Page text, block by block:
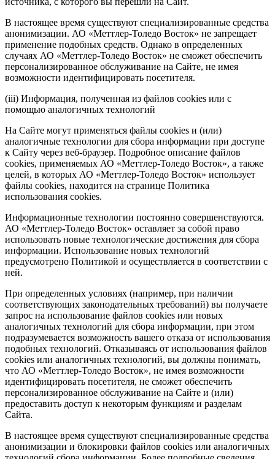
В настоящее время существуют специализированные средства
анонимизации. АО «Меттлер-Толедо Восток» не запрещает
применение подобных средств. Однако в определенных
случаях АО «Меттлер-Толедо Восток» не сможет обеспечить
персонализированное обслуживание на Сайте, не имея
возможности идентифицировать посетителя.
(iii) Информация, полученная из файлов cookies или с
помощью аналогичных технологий
На Сайте могут применяться файлы cookies и (или)
аналогичные технологии для сбора информации при доступе
к Сайту через веб-браузер. Подробное описание файлов
cookies, применяемых АО «Меттлер-Толедо Восток», а также
целей, в которых АО «Меттлер-Толедо Восток» использует
файлы cookies, находится на странице Политика
использования cookies.
Информационные технологии постоянно совершенствуются.
АО «Меттлер-Толедо Восток» оставляет за собой право
использовать новые технологические достижения для сбора
информации. Использование новых технологий
предусмотрено Политикой и осуществляется в соответствии с
ней.
При определенных условиях (например, при наличии
соответствующих законодательных требований) вы получаете
запрос на использование файлов cookies или новых
аналогичных технологий для сбора информации, при этом
подразумевается возможность вашего отказа от использования
подобных технологий. Отказываясь от использования файлов
cookies или аналогичных технологий, вы должны понимать,
что АО «Меттлер-Толедо Восток», не имея возможности
идентифицировать посетителя, не сможет обеспечить
персонализированное обслуживание на Сайте и (или)
предоставить доступ к некоторым функциям и разделам
Сайта.
В настоящее время существуют специализированные средства
анонимизации и блокировки файлов cookies или аналогичных